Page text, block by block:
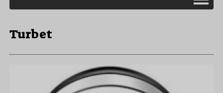
Turbet